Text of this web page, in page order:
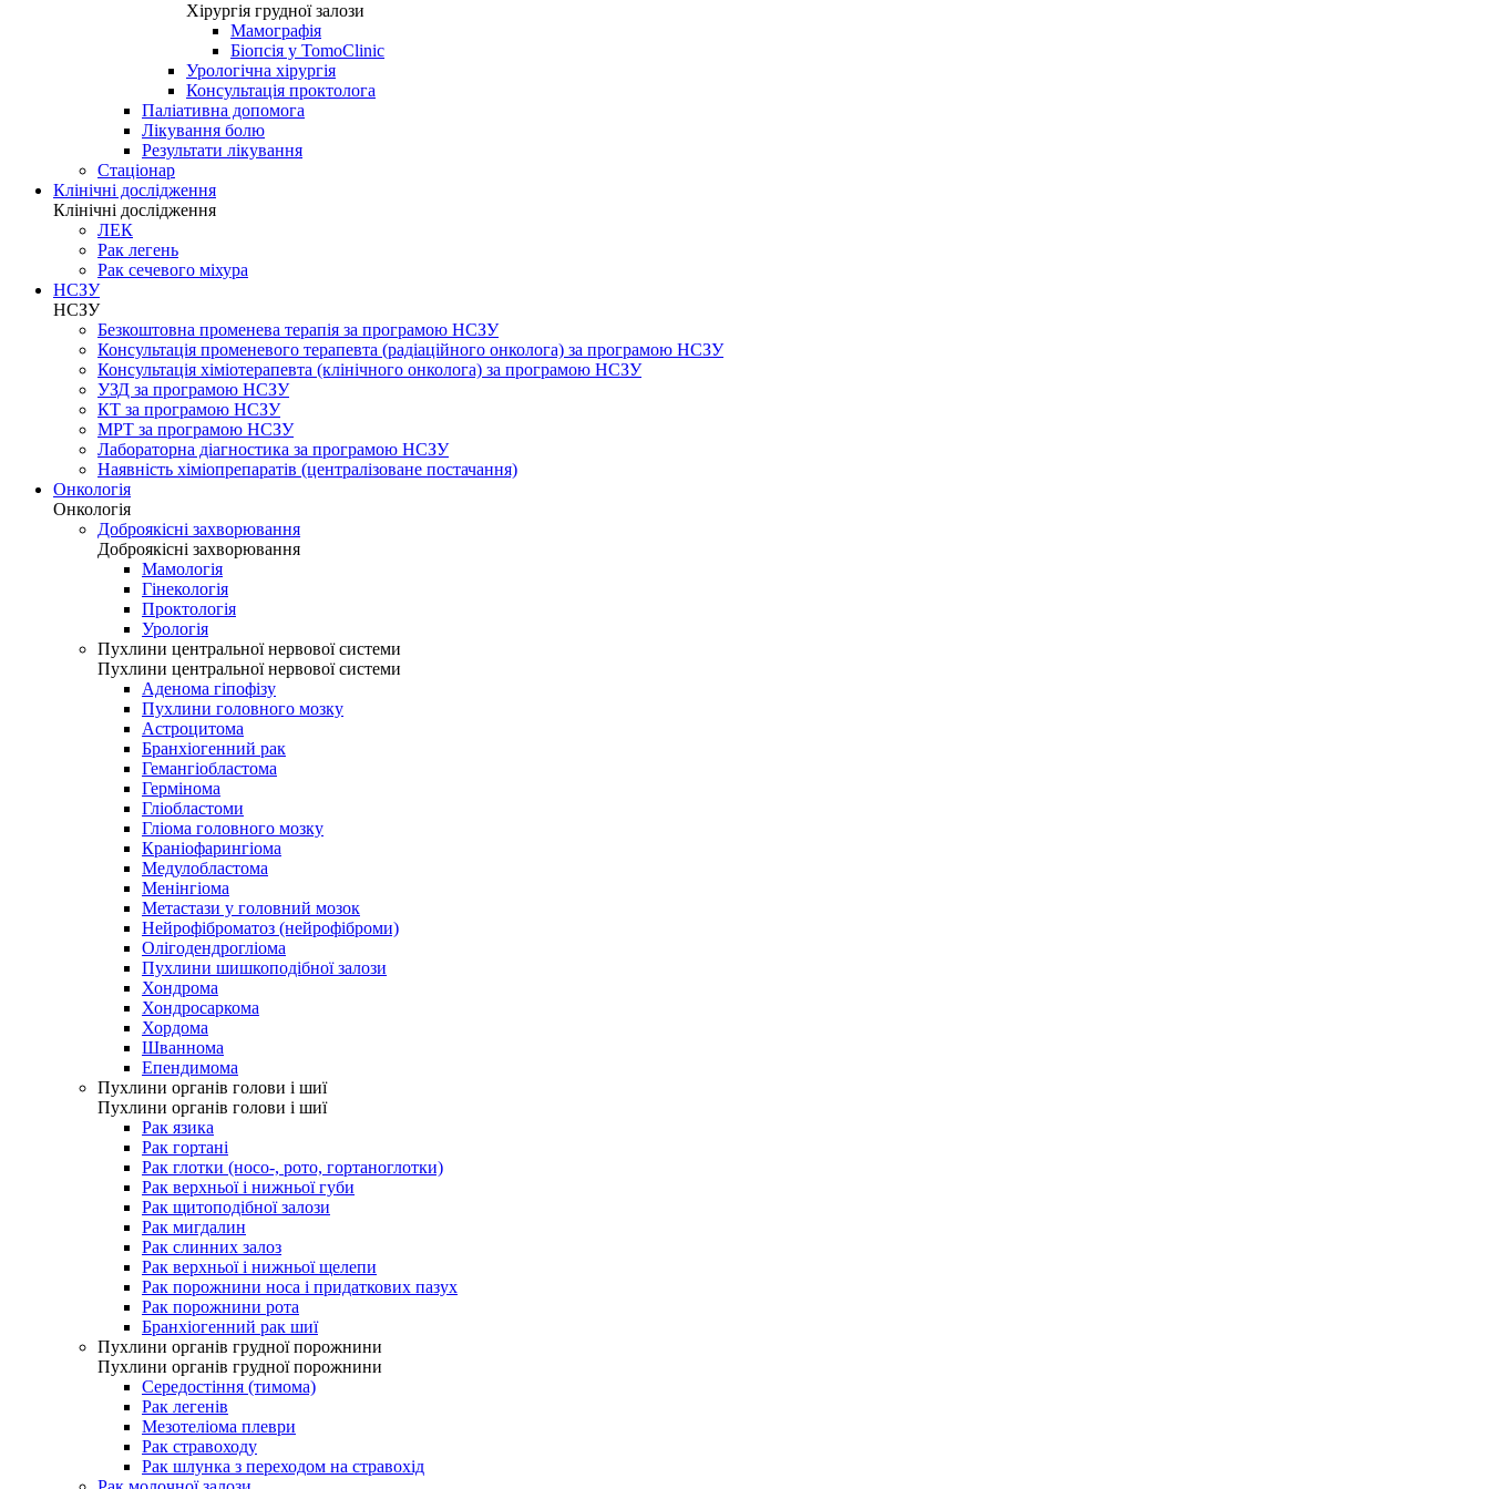
Хірургія грудної залози
Мамографія
Біопсія у TomoClinic
Урологічна хірургія
Консультація проктолога
Паліативна допомога
Лікування болю
Результати лікування
Стаціонар
Клінічні дослідження
Клінічні дослідження
ЛЕК
Рак легень
Рак сечевого міхура
НСЗУ
НСЗУ
Безкоштовна променева терапія за програмою НСЗУ
Консультація променевого терапевта (радіаційного онколога) за програмою НСЗУ
Консультація хіміотерапевта (клінічного онколога) за програмою НСЗУ
УЗД за програмою НСЗУ
КТ за програмою НСЗУ
МРТ за програмою НСЗУ
Лабораторна діагностика за програмою НСЗУ
Наявність хіміопрепаратів (централізоване постачання)
Онкологія
Онкологія
Доброякісні захворювання
Доброякісні захворювання
Мамологія
Гінекологія
Проктологія
Урологія
Пухлини центральної нервової системи
Пухлини центральної нервової системи
Аденома гіпофізу
Пухлини головного мозку
Астроцитома
Бранхіогенний рак
Гемангіобластома
Гермінома
Гліобластоми
Гліома головного мозку
Краніофарингіома
Медулобластома
Менінгіома
Метастази у головний мозок
Нейрофіброматоз (нейрофіброми)
Олігодендрогліома
Пухлини шишкоподібної залози
Хондрома
Хондросаркома
Хордома
Шваннома
Епендимома
Пухлини органів голови і шиї
Пухлини органів голови і шиї
Рак язика
Рак гортані
Рак глотки (носо-, рото, гортаноглотки)
Рак верхньої і нижньої губи
Рак щитоподібної залози
Рак мигдалин
Рак слинних залоз
Рак верхньої і нижньої щелепи
Рак порожнини носа і придаткових пазух
Рак порожнини рота
Бранхіогенний рак шиї
Пухлини органів грудної порожнини
Пухлини органів грудної порожнини
Середостіння (тимома)
Рак легенів
Мезотеліома плеври
Рак стравоходу
Рак шлунка з переходом на стравохід